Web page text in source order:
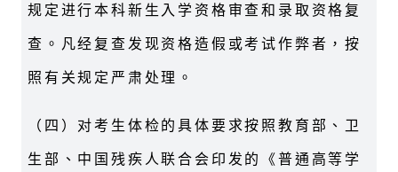
规定进行本科新生入学资格审查和录取资格复
查。凡经复查发现资格造假或考试作弊者，按
照有关规定严肃处理。
（四）对考生体检的具体要求按照教育部、卫
生部、中国残疾人联合会印发的《普通高等学